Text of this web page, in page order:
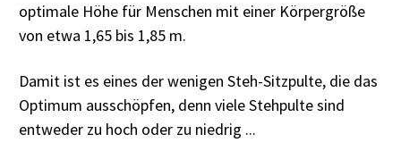
optimale Höhe für Menschen mit einer Körpergröße
von etwa 1,65 bis 1,85 m.
Damit ist es eines der wenigen Steh-Sitzpulte, die das
Optimum ausschöpfen, denn viele Stehpulte sind
entweder zu hoch oder zu niedrig ...